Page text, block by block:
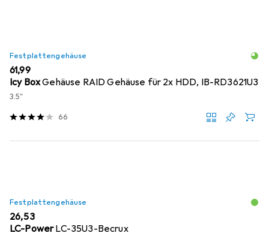
Festplattengehäuse
EUR
61,99
Icy BoxGehäuse RAID Gehäuse für 2x HDD, IB-RD3621U3
3.5"
66
Festplattengehäuse
EUR
26,53
LC-PowerLC-35U3-Becrux